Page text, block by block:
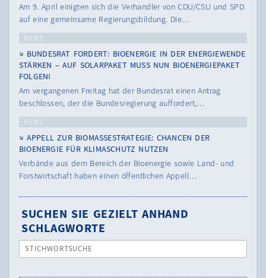
Am 9. April einigten sich die Verhandler von CDU/CSU und SPD
auf eine gemeinsame Regierungsbildung. Die…
NEWS
BUNDESRAT FORDERT: BIOENERGIE IN DER ENERGIEWENDE
STÄRKEN – AUF SOLARPAKET MUSS NUN BIOENERGIEPAKET
FOLGEN!
Am vergangenen Freitag hat der Bundesrat einen Antrag
beschlossen, der die Bundesregierung auffordert,…
NEWS
APPELL ZUR BIOMASSESTRATEGIE: CHANCEN DER
BIOENERGIE FÜR KLIMASCHUTZ NUTZEN
Verbände aus dem Bereich der Bioenergie sowie Land- und
Forstwirtschaft haben einen öffentlichen Appell…
SUCHEN SIE GEZIELT ANHAND
SCHLAGWORTE
STICHWORTSUCHE